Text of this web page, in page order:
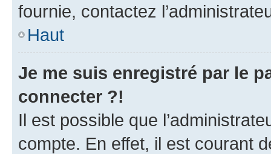
fournie, contactez
Haut
Je me suis enregistré par le
connecter ?!
Il est possible que
compte. En effet, il est courant